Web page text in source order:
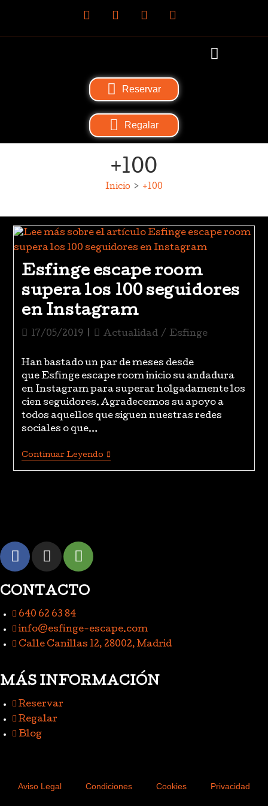
Reservar
Regalar
+100
Inicio > +100
Esfinge escape room
supera los 100 seguidores
en Instagram
17/05/2019 Actualidad / Esfinge
Han bastado un par de meses desde
que Esfinge escape room inicio su andadura
en Instagram para superar holgadamente los
cien seguidores. Agradecemos su apoyo a
todos aquellos que siguen nuestras redes
sociales o que…
Continuar Leyendo
CONTACTO
640 62 63 84
info@esfinge-escape.com
Calle Canillas 12, 28002, Madrid
MÁS INFORMACIÓN
Reservar
Regalar
Blog
Aviso Legal Condiciones Cookies Privacidad